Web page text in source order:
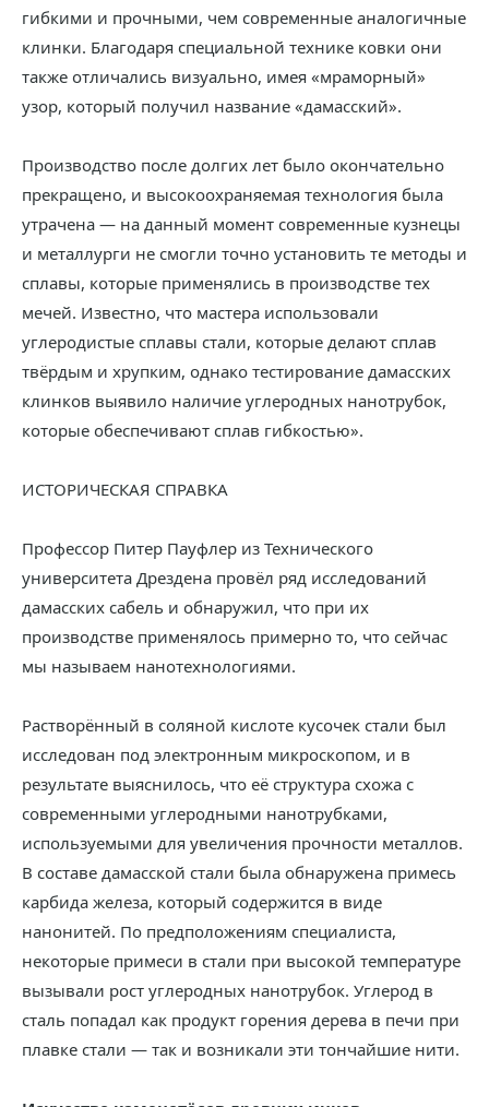
гибкими и прочными, чем современные аналогичные
клинки. Благодаря специальной технике ковки они
также отличались визуально, имея «мраморный»
узор, который получил название «дамасский».
Производство после долгих лет было окончательно
прекращено, и высокоохраняемая технология была
утрачена — на данный момент современные кузнецы
и металлурги не смогли точно установить те методы и
сплавы, которые применялись в производстве тех
мечей. Известно, что мастера использовали
углеродистые сплавы стали, которые делают сплав
твёрдым и хрупким, однако тестирование дамасских
клинков выявило наличие углеродных нанотрубок,
которые обеспечивают сплав гибкостью».
ИСТОРИЧЕСКАЯ СПРАВКА
Профессор Питер Пауфлер из Технического
университета Дрездена провёл ряд исследований
дамасских сабель и обнаружил, что при их
производстве применялось примерно то, что сейчас
мы называем нанотехнологиями.
Растворённый в соляной кислоте кусочек стали был
исследован под электронным микроскопом, и в
результате выяснилось, что её структура схожа с
современными углеродными нанотрубками,
используемыми для увеличения прочности металлов.
В составе дамасской стали была обнаружена примесь
карбида железа, который содержится в виде
нанонитей. По предположениям специалиста,
некоторые примеси в стали при высокой температуре
вызывали рост углеродных нанотрубок. Углерод в
сталь попадал как продукт горения дерева в печи при
плавке стали — так и возникали эти тончайшие нити.